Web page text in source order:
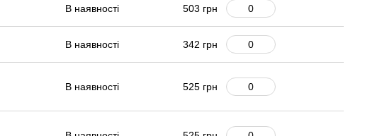
В наявності 503 грн
В наявності 342 грн
В наявності 525 грн